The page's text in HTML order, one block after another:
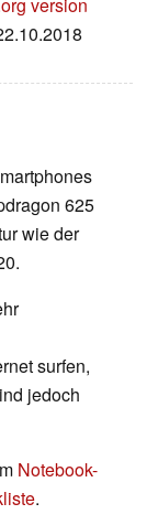
625
wie der
surfen,
jedoch
Notebook-
.